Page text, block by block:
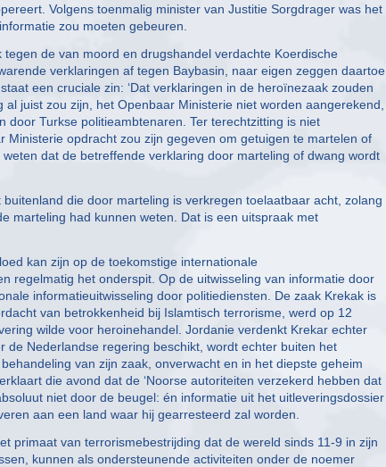
Volgens toenmalig minister van Justitie Sorgdrager was het
zou moeten gebeuren.
de van moord en drugshandel verdachte Koerdische
verklaringen af tegen Baybasin, naar eigen zeggen daartoe
een cruciale zin: ‘Dat verklaringen in de heroïnezaak zouden
juist zou zijn, het Openbaar Ministerie niet worden aangerekend,
Turkse politieambtenaren. Ter terechtzitting is niet
opdracht zou zijn gegeven om getuigen te martelen of
dat de betreffende verklaring door marteling of dwang wordt
die door marteling is verkregen toelaatbaar acht, zolang
marteling had kunnen weten. Dat is een uitspraak met
kan zijn op de toekomstige internationale
regelmatig het onderspit. Op de uitwisseling van informatie door
informatieuitwisseling door politiediensten. De zaak Krekak is
van betrokkenheid bij Islamtisch terrorisme, werd op 12
wilde voor heroinehandel. Jordanie verdenkt Krekar echter
Nederlandse regering beschikt, wordt echter buiten het
van zijn zaak, onverwacht en in het diepste geheim
die avond dat de ‘Noorse autoriteiten verzekerd hebben dat
niet door de beugel: én informatie uit het uitleveringsdossier
aan een land waar hij gearresteerd zal worden.
primaat van terrorismebestrijding dat de wereld sinds 11-9 in zijn
kunnen als ondersteunende activiteiten onder de noemer